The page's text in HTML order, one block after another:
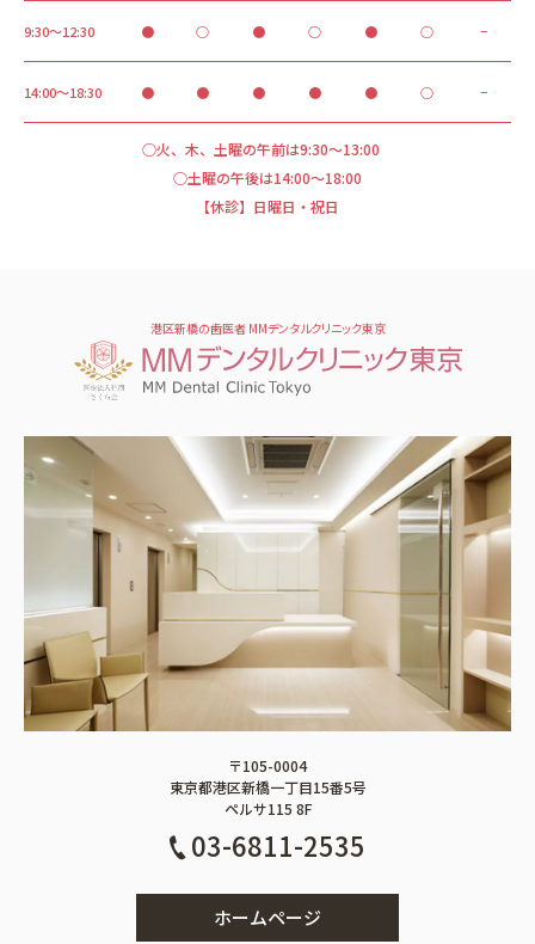
9:30～12:30 ● ○ ● ○ ● ○ −
14:00～18:30 ● ● ● ● ● ○ −
○火、木、土曜の午前は9:30～13:00
○土曜の午後は14:00～18:00
【休診】日曜日・祝日
港区新橋の歯医者 MMデンタルクリニック東京
〒105-0004
東京都港区新橋一丁目15番5号
ペルサ115 8F
03-6811-2535
ホームページ